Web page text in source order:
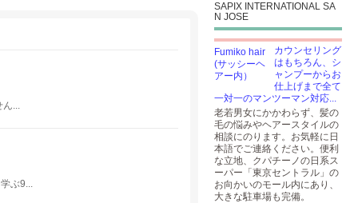
ん...
ぶ9...
SAPIX INTERNATIONAL SA
N JOSE
カウンセリング
はもちろん、シ
ャンプーからお
仕上げまで全て
一対一のマンツーマン対応...
老若男女にかかわらず、髪の
毛の悩みやヘアースタイルの
相談にのります。お気軽に日
本語でご連絡ください。便利
な立地、クパチーノの日系ス
ーパー「東京セントラル」の
お向かいのモール内にあり、
大きな駐車場も完備。